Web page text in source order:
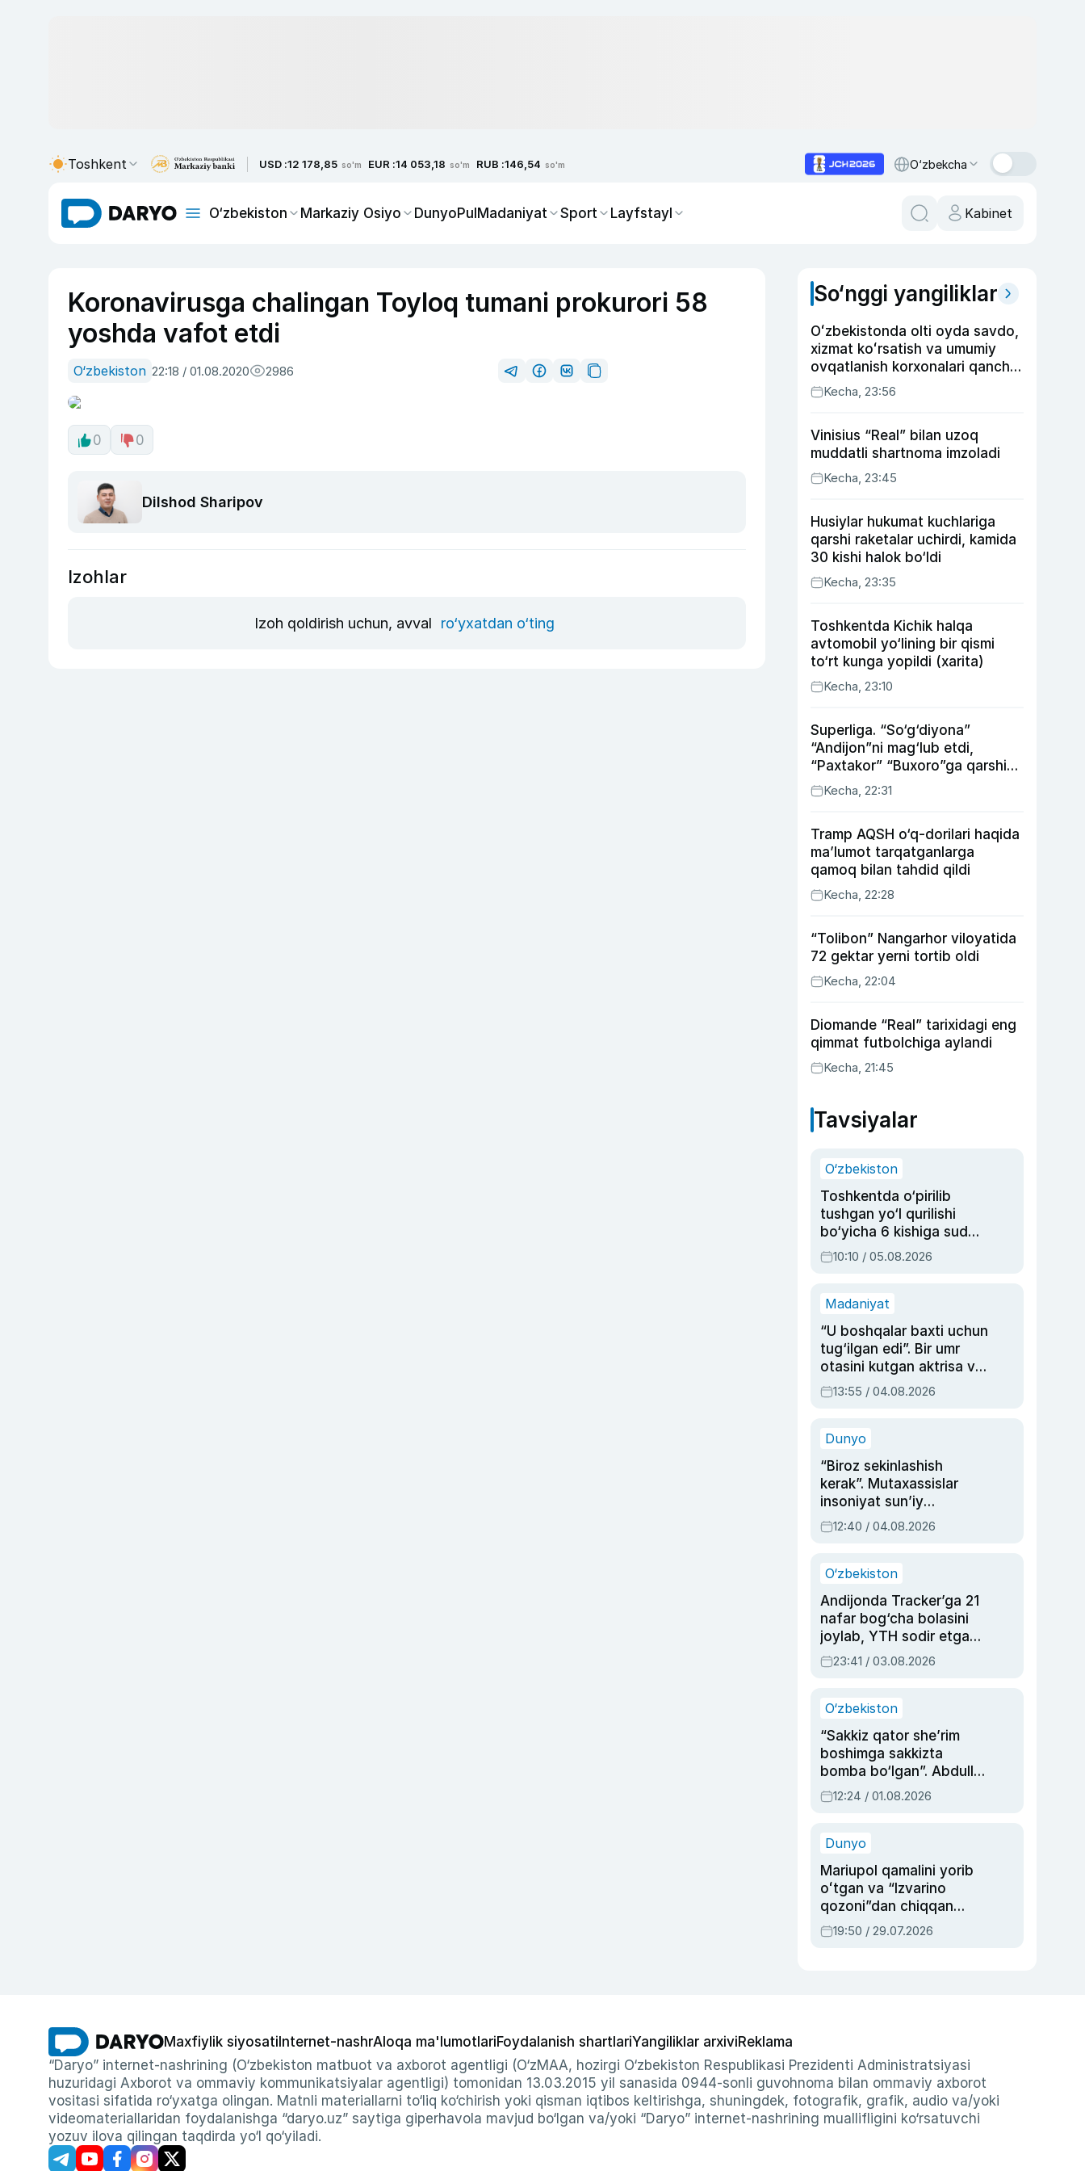
Toshkent USD :12 178,85 so'm EUR :14 053,18 so'm RUB :146,54 so'm O‘zbekcha
O‘zbekiston Markaziy Osiyo DunyoPulMadaniyat Sport Layfstayl Kabinet
Koronavirusga chalingan Toyloq tumani prokurori 58
yoshda vafot etdi
O‘zbekiston 22:18 / 01.08.2020 2986
0 0
Dilshod Sharipov
Izohlar
Izoh qoldirish uchun, avval ro‘yxatdan o‘ting
So‘nggi yangiliklar
Oʻzbekistonda olti oyda savdo,
xizmat koʻrsatish va umumiy
ovqatlanish korxonalari qancha
soliq toʻlagani ochiqlandi
Kecha, 23:56
Vinisius “Real” bilan uzoq
muddatli shartnoma imzoladi
Kecha, 23:45
Husiylar hukumat kuchlariga
qarshi raketalar uchirdi, kamida
30 kishi halok bo‘ldi
Kecha, 23:35
Toshkentda Kichik halqa
avtomobil yo‘lining bir qismi
to‘rt kunga yopildi (xarita)
Kecha, 23:10
Superliga. “So‘g‘diyona”
“Andijon”ni mag‘lub etdi,
“Paxtakor” “Buxoro”ga qarshi
bahsda g‘alabani qo‘ldan
chiqardi
Kecha, 22:31
Tramp AQSH o‘q-dorilari haqida
ma’lumot tarqatganlarga
qamoq bilan tahdid qildi
Kecha, 22:28
“Tolibon” Nangarhor viloyatida
72 gektar yerni tortib oldi
Kecha, 22:04
Diomande “Real” tarixidagi eng
qimmat futbolchiga aylandi
Kecha, 21:45
Tavsiyalar
O‘zbekiston
Toshkentda o‘pirilib
tushgan yo‘l qurilishi
bo‘yicha 6 kishiga sud
hukmi o‘qildi
10:10 / 05.08.2026
Madaniyat
“U boshqalar baxti uchun
tug‘ilgan edi”. Bir umr
otasini kutgan aktrisa va
dublyaj ustasi Rimma
Ahmedovaning
13:55 / 04.08.2026
Dunyo
“Biroz sekinlashish
kerak”. Mutaxassislar
insoniyat sun’iy
intellektni boshqara
olmay qolishidan xavotir
12:40 / 04.08.2026
O‘zbekiston
Andijonda Tracker’ga 21
nafar bog‘cha bolasini
joylab, YTH sodir etgan
ayolga sud hukmi o‘qildi
23:41 / 03.08.2026
O‘zbekiston
“Sakkiz qator she’rim
boshimga sakkizta
bomba bo‘lgan”. Abdulla
Oripovni siyosiy
ayblovlardan asrab
12:24 / 01.08.2026
Dunyo
Mariupol qamalini yorib
oʻtgan va “Izvarino
qozoni”dan chiqqan
qahramon — Ukraina
armiyasi bosh
19:50 / 29.07.2026
Maxfiylik siyosati Internet-nashrAloqa ma'lumotlariFoydalanish shartlariYangiliklar arxiviReklama
“Daryo” internet-nashrining (O‘zbekiston matbuot va axborot agentligi (O‘zMAA, hozirgi O‘zbekiston Respublikasi Prezidenti Administratsiyasi
huzuridagi Axborot va ommaviy kommunikatsiyalar agentligi) tomonidan 13.03.2015 yil sanasida 0944-sonli guvohnoma bilan ommaviy axborot
vositasi sifatida ro‘yxatga olingan. Matnli materiallarni to‘liq ko‘chirish yoki qisman iqtibos keltirishga, shuningdek, fotografik, grafik, audio va/yoki
videomateriallaridan foydalanishga “daryo.uz” saytiga giperhavola mavjud bo‘lgan va/yoki “Daryo” internet-nashrining muallifligini ko‘rsatuvchi
yozuv ilova qilingan taqdirda yo‘l qo‘yiladi.